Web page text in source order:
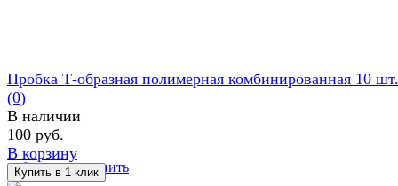
избранное сравнить
Пробка Т-образная полимерная комбинированная 10 шт.
(0)
В наличии
100 руб.
В корзину